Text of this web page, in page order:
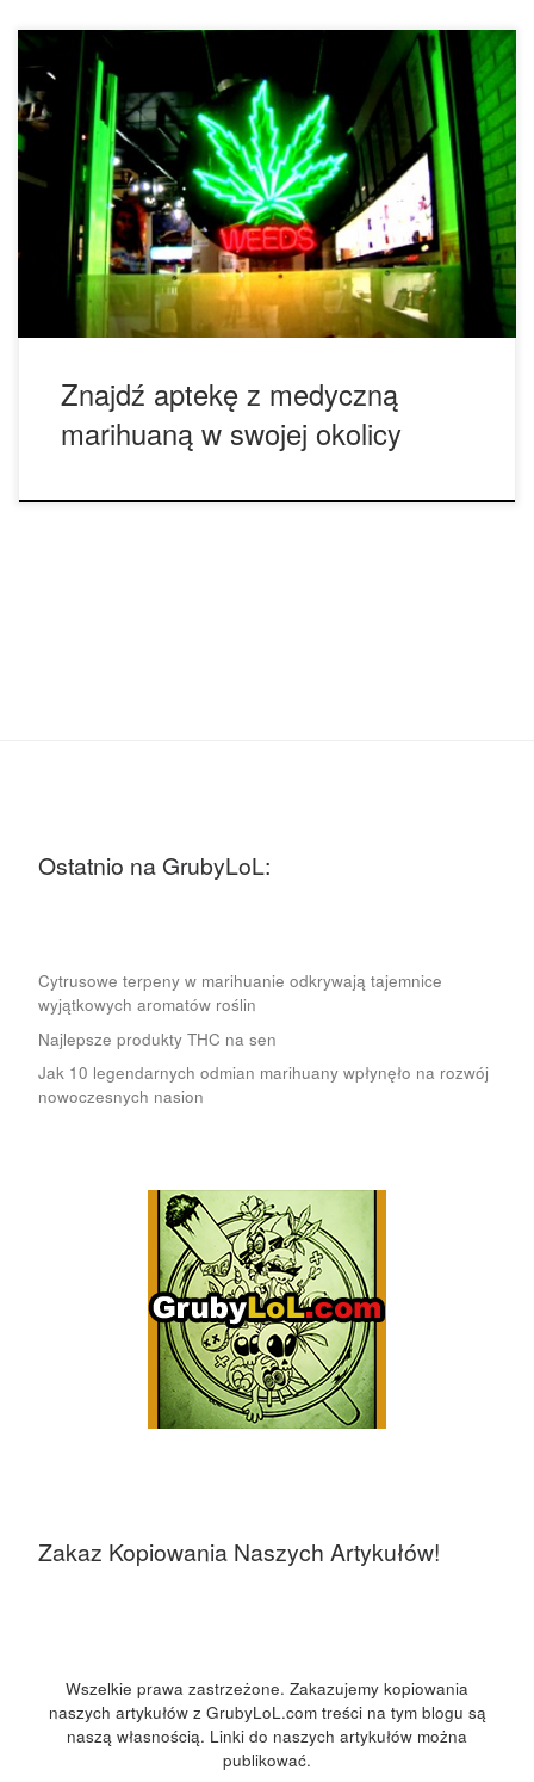
Wiele krajów na całym świecie zaczyna legalizować
użytkowanie medycznej marihuany do celów leczniczych i w
związku z tym istnieje wiele aptek, które sprzedają
medyczną marihuanę. Medyczna marihuana może pomóc
złagodzić stres, napięcie oraz ból ciała, a zarazem jest to
bardzo dobry produkt, jeśli potrzebujemy zrelaksować
mięśnie. Więc, w tym przypadku, […]
Znajdź aptekę z medyczną
marihuaną w swojej okolicy
Ostatnio na GrubyLoL:
Cytrusowe terpeny w marihuanie odkrywają tajemnice
wyjątkowych aromatów roślin
Najlepsze produkty THC na sen
Jak 10 legendarnych odmian marihuany wpłynęło na rozwój
nowoczesnych nasion
Zakaz Kopiowania Naszych Artykułów!
Wszelkie prawa zastrzeżone. Zakazujemy kopiowania
naszych artykułów z GrubyLoL.com treści na tym blogu są
naszą własnością. Linki do naszych artykułów można
publikować.